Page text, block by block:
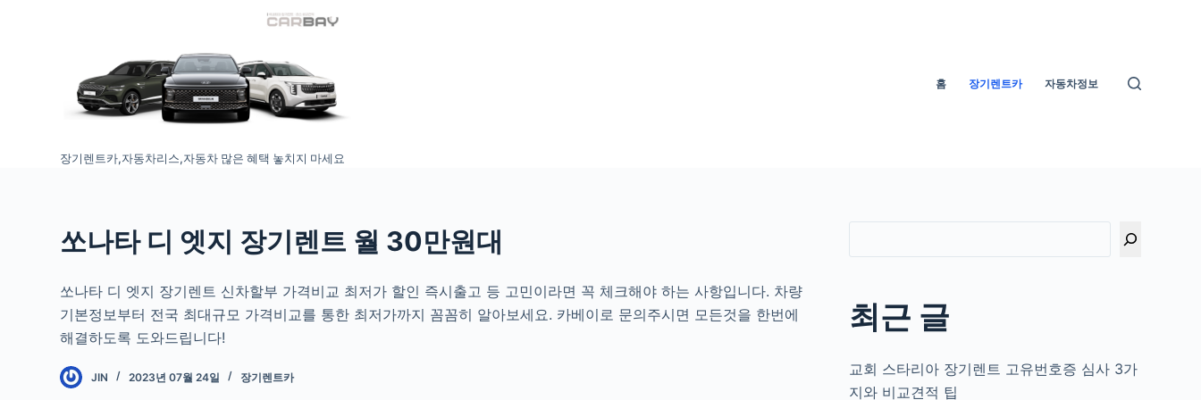
장기렌트카,자동차리스,자동차 많은 혜택 놓치지 마세요
홈 장기렌트카 자동차정보
쏘나타 디 엣지 장기렌트 월 30만원대
쏘나타 디 엣지 장기렌트 신차할부 가격비교 최저가 할인 즉시출고 등 고민이라면 꼭 체크해야 하는 사항입니다. 차량
기본정보부터 전국 최대규모 가격비교를 통한 최저가까지 꼼꼼히 알아보세요. 카베이로 문의주시면 모든것을 한번에
해결하도록 도와드립니다!
JIN 2023년 07월 24일 장기렌트카
최근 글
교회 스타리아 장기렌트 고유번호증 심사 3가
지와 비교견적 팁